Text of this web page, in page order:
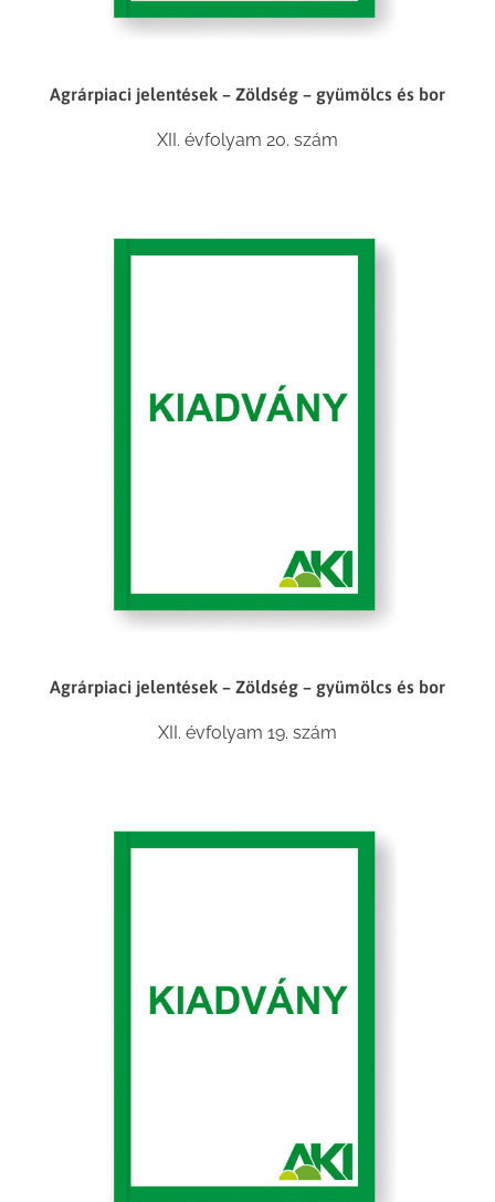
Agrárpiaci jelentések – Zöldség – gyümölcs és bor
XII. évfolyam 20. szám
Agrárpiaci jelentések – Zöldség – gyümölcs és bor
XII. évfolyam 19. szám